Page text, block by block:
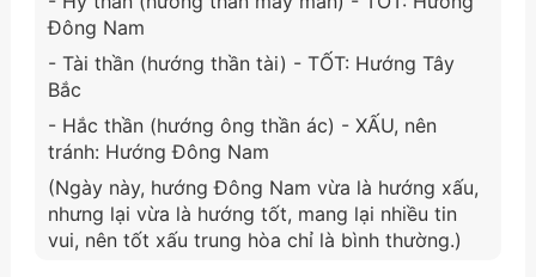
Đông Nam
- Tài thần (hướng thần tài) - TỐT: Hướng Tây
Bắc
- Hắc thần (hướng ông thần ác) - XẤU, nên
tránh: Hướng Đông Nam
(Ngày này, hướng Đông Nam vừa là hướng xấu,
nhưng lại vừa là hướng tốt, mang lại nhiều tin
vui, nên tốt xấu trung hòa chỉ là bình thường.)